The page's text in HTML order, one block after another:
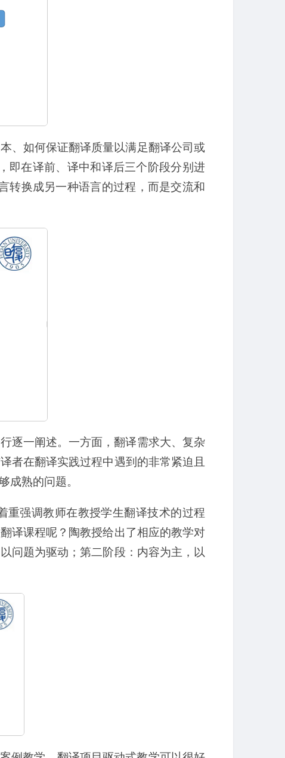
、如何保证翻译质量以满足翻译公司或
即在译前、译中和译后三个阶段分别进
转换成另一种语言的过程，而是交流和
逐一阐述。一方面，翻译需求大、复杂
者在翻译实践过程中遇到的非常紧迫且
成熟的问题。
重强调教师在教授学生翻译技术的过程
译课程呢？陶教授给出了相应的教学对
问题为驱动；第二阶段：内容为主，以